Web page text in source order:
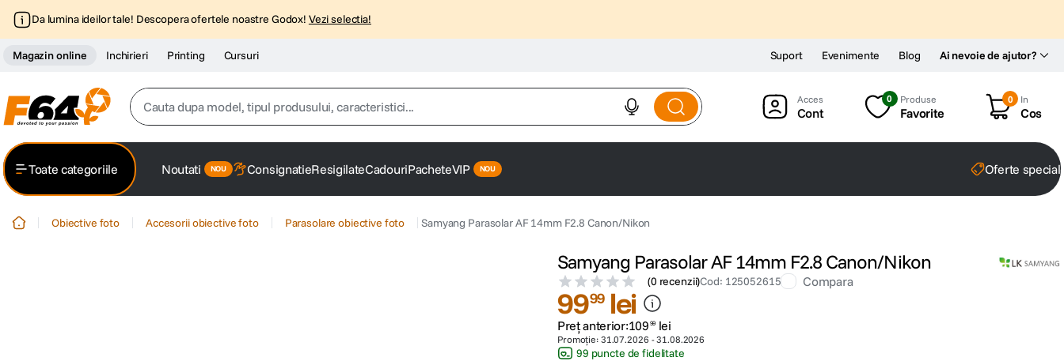
Da lumina ideilor tale! Descopera ofertele noastre Godox! Vezi selectia!
Magazin online Inchirieri Printing Cursuri Ai nevoie de ajutor?
Suport Evenimente Blog
Cauta dupa model, tipul produsului, caracteristici...
2. trepied
Cont
0 Produse
Favorite
0 In
Cos
Toate categoriile Noutati ConsignatieResigilateCadouriPacheteVIP Oferte
Obiective foto Accesorii obiective foto Parasolare obiective foto Samyang Parasolar AF 14mm F2.8 Canon/Nikon
Samyang Parasolar AF 14mm F2.8 Canon/Nikon
(0 recenzii)Cod: 125052615 Compara
9999 lei
Preț anterior:109 99 lei
Promoție: 31.07.2026 -31.08.2026
99 puncte de fidelitate